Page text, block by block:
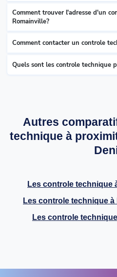
Comment trouver l'adresse d'un
Romainville?
Comment contacter un controle
Quels sont les controle technique
Autres
technique à
Les controle technique
Les controle technique à
Les controle